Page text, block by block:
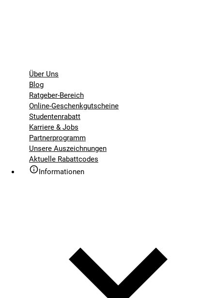
Über Uns
Blog
Ratgeber-Bereich
Online-Geschenkgutscheine
Studentenrabatt
Karriere & Jobs
Partnerprogramm
Unsere Auszeichnungen
Aktuelle Rabattcodes
Informationen